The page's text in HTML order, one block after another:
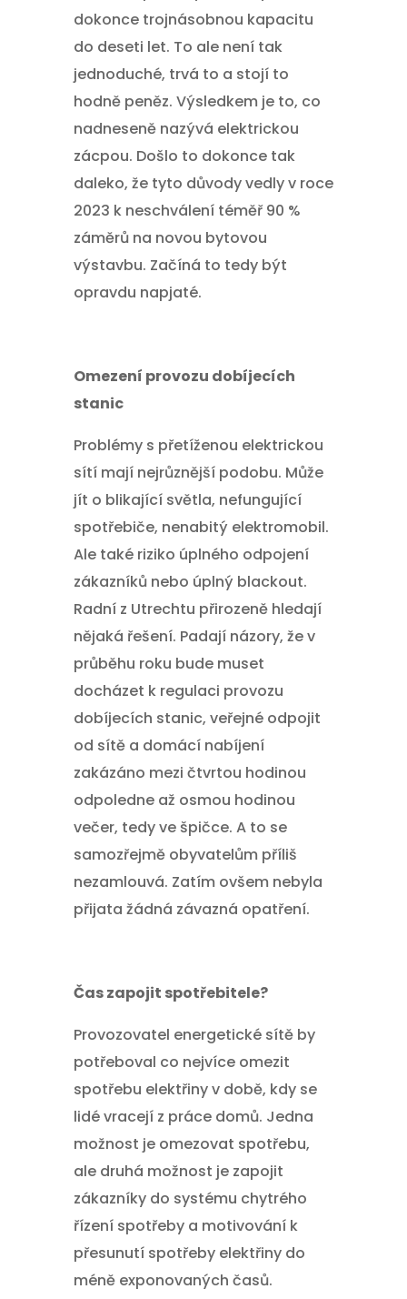
dokonce trojnásobnou kapacitu
do deseti let. To ale není tak
jednoduché, trvá to a stojí to
hodně peněz. Výsledkem je to, co
nadneseně nazývá elektrickou
zácpou. Došlo to dokonce tak
daleko, že tyto důvody vedly v roce
2023 k neschválení téměř 90 %
záměrů na novou bytovou
výstavbu. Začíná to tedy být
opravdu napjaté.
Omezení provozu dobíjecích
stanic
Problémy s přetíženou elektrickou
sítí mají nejrůznější podobu. Může
jít o blikající světla, nefungující
spotřebiče, nenabitý elektromobil.
Ale také riziko úplného odpojení
zákazníků nebo úplný blackout.
Radní z Utrechtu přirozeně hledají
nějaká řešení. Padají názory, že v
průběhu roku bude muset
docházet k regulaci provozu
dobíjecích stanic, veřejné odpojit
od sítě a domácí nabíjení
zakázáno mezi čtvrtou hodinou
odpoledne až osmou hodinou
večer, tedy ve špičce. A to se
samozřejmě obyvatelům příliš
nezamlouvá. Zatím ovšem nebyla
přijata žádná závazná opatření.
Čas zapojit spotřebitele?
Provozovatel energetické sítě by
potřeboval co nejvíce omezit
spotřebu elektřiny v době, kdy se
lidé vracejí z práce domů. Jedna
možnost je omezovat spotřebu,
ale druhá možnost je zapojit
zákazníky do systému chytrého
řízení spotřeby a motivování k
přesunutí spotřeby elektřiny do
méně exponovaných časů.